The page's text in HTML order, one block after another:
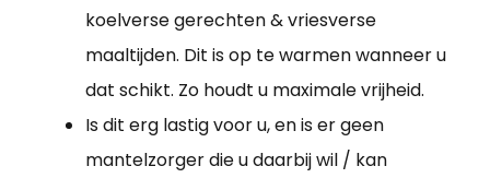
koelverse gerechten & vriesverse
maaltijden. Dit is op te warmen wanneer u
dat schikt. Zo houdt u maximale vrijheid.
Is dit erg lastig voor u, en is er geen
mantelzorger die u daarbij wil / kan